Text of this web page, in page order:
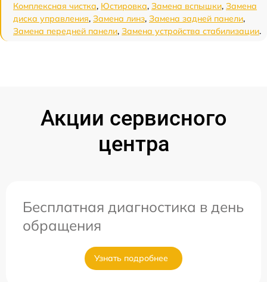
Комплексная чистка, Юстировка, Замена вспышки, Замена
диска управления, Замена линз, Замена задней панели,
Замена передней панели, Замена устройства стабилизации.
Акции сервисного
центра
Бесплатная диагностика в день
обращения
Узнать подробнее